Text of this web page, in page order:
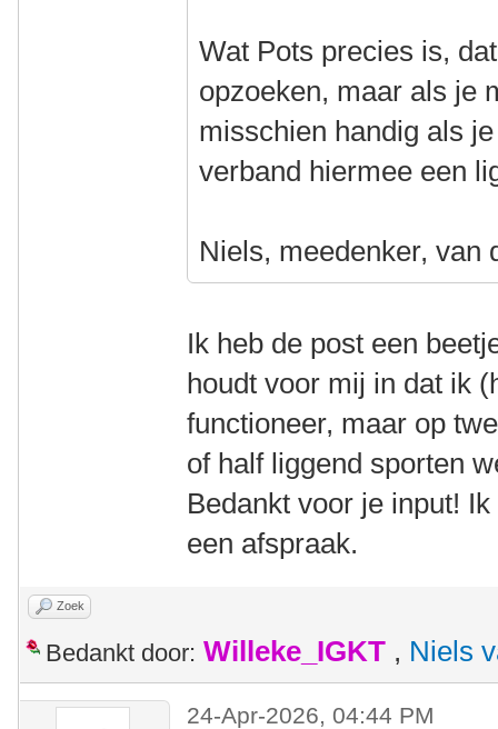
Wat Pots precies is,
opzoeken, maar als je
misschien handig als
verband hiermee een
Niels, meedenker, van
Ik heb de post een
houdt voor mij in dat ik
functioneer, maar op
of half liggend sporten
Bedankt voor je input!
een afspraak.
Zoek
Bedankt door: Willeke_IGKT , Niels
24-Apr-2026, 04:44 PM